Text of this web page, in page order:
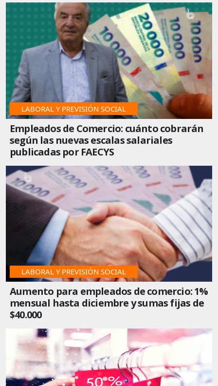
LABORAL Y PREVISIÓN SOCIAL
Empleados de Comercio: cuánto cobrarán
según las nuevas escalas salariales
publicadas por FAECYS
LABORAL Y PREVISIÓN SOCIAL
Aumento para empleados de comercio: 1%
mensual hasta diciembre y sumas fijas de
$40.000